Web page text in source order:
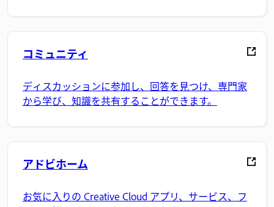
コミュニティ
ディスカッションに参加し、回答を見つけ、専門家
から学び、知識を共有することができます。
アドビホーム
お気に入りの Creative Cloud アプリ、サービス、フ